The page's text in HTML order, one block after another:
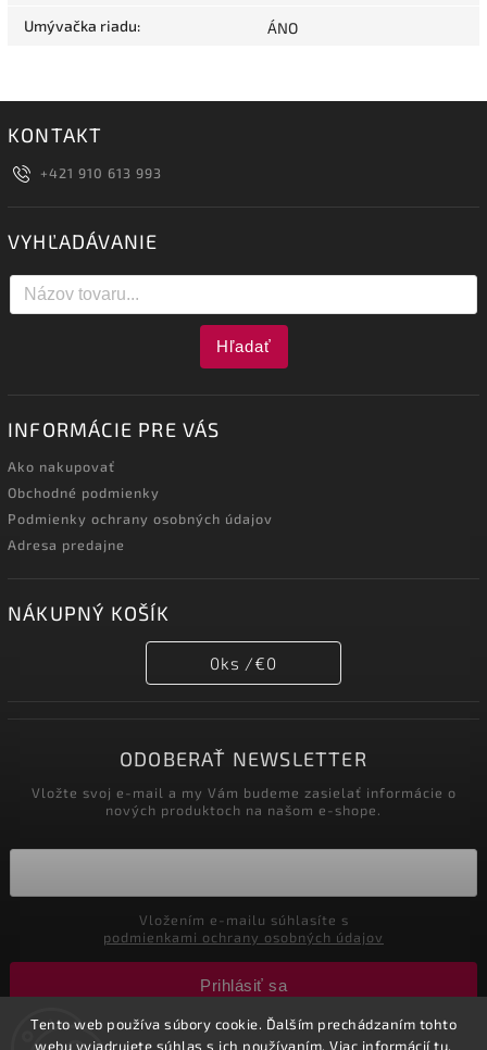
Tento web používa súbory cookie. Ďalším prechádzaním tohto
webu vyjadrujete súhlas s ich používaním. Viac informáciítu.
Umývačka riadu: ÁNO
KONTAKT
+421 910 613 993
VYHĽADÁVANIE
Hľadať
INFORMÁCIE PRE VÁS
Ako nakupovať
Obchodné podmienky
Podmienky ochrany osobných údajov
Adresa predajne
NÁKUPNÝ KOŠÍK
0ks /€0
ODOBERAŤ NEWSLETTER
Vložte svoj e-mail a my Vám budeme zasielať informácie o
nových produktoch na našom e-shope.
podmienkami ochrany osobných údajov
Prihlásiť sa